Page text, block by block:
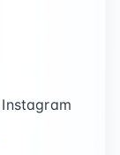
محصور بالبيانات المتاحة علنياً على Instagram